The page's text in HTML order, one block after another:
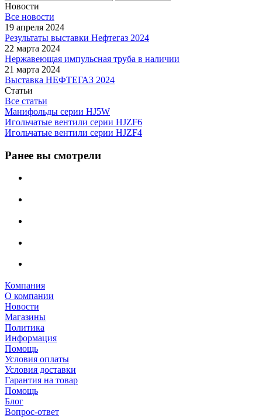
Новости
Все новости
19 апреля 2024
Результаты выставки Нефтегаз 2024
22 марта 2024
Нержавеющая импульсная труба в наличии
21 марта 2024
Выставка НЕФТЕГАЗ 2024
Статьи
Все статьи
Манифольды серии HJ5W
Игольчатые вентили серии HJZF6
Игольчатые вентили серии HJZF4
Ранее вы смотрели
Компания
О компании
Новости
Магазины
Политика
Информация
Помощь
Условия оплаты
Условия доставки
Гарантия на товар
Помощь
Блог
Вопрос-ответ